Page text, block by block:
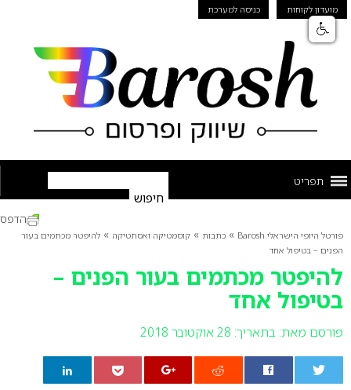
מועדון לקוחות כניסה למערכת
תפריט
פורטל היופי הישראלי Barosh » כתבות » קוסמטיקה ואסתטיקה » להיפטר מכתמים בעור
הפנים – בטיפול אחד
להיפטר מכתמים בעור הפנים –
בטיפול אחד
פורסם מאת: בתאריך: 28 אוקטובר 2018
הדפס